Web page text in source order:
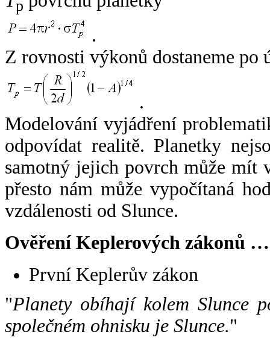
p
.
Z rovnosti výkonů dostaneme po
.
Modelování vyjádření
odpovídat realitě. Planetky
samotný jejich povrch může mít
přesto nám může vypočítaná
vzdálenosti od Slunce.
Ověření Keplerových zákonů …
První Keplerův zákon
"Planety obíhají kolem Slunce
společném ohnisku je Slunce."